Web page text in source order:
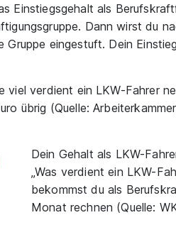
Einstiegsgehalt als
Dann wirst du
Gruppe eingestuft. Dein
viel verdient ein LKW-Fahrer
übrig (Quelle:
Dein Gehalt als LKW-
„Was verdient ein LKW-
bekommst du als
Monat rechnen (Quelle: